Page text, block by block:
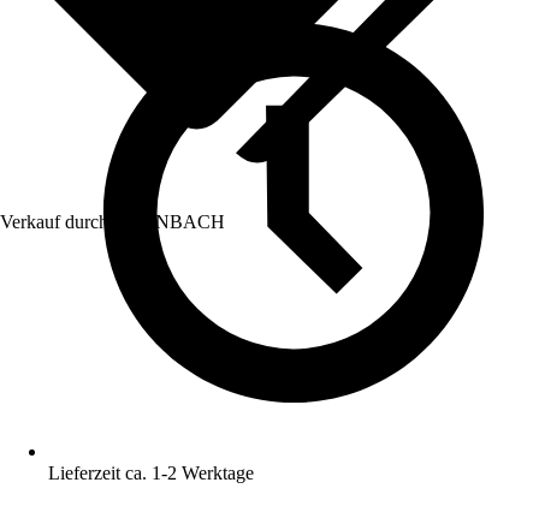
Verkauf durch: HORNBACH
Lieferzeit ca. 1-2 Werktage